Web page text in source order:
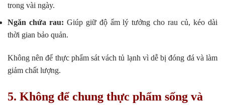
trong vài ngày.
Ngăn chứa rau: Giúp giữ độ ẩm lý tưởng cho rau củ, kéo dài
thời gian bảo quản.
Không nên để thực phẩm sát vách tủ lạnh vì dễ bị đóng đá và làm
giảm chất lượng.
5. Không để chung thực phẩm sống và